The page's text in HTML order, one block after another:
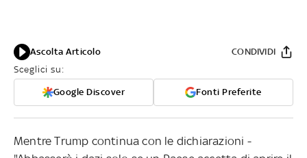
Ascolta Articolo
Sceglici su:
Google Discover Fonti Preferite
CONDIVIDI
Mentre Trump continua con le dichiarazioni -